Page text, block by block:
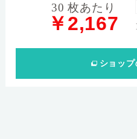
30 枚あたり
￥2,167
ショップ